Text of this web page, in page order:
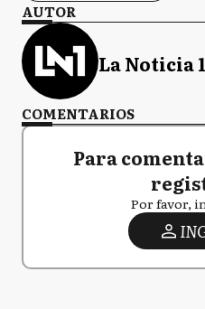
AUTOR
La Noticia 1
COMENTARIOS
Para
Por favor,